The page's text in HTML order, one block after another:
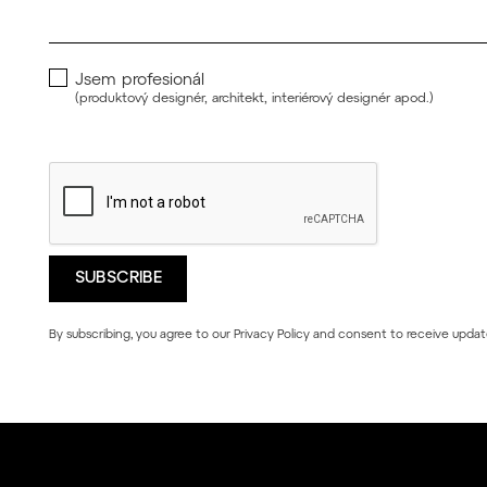
Jsem profesionál
(produktový designér, architekt, interiérový designér apod.)
By subscribing, you agree to our Privacy Policy and consent to receive